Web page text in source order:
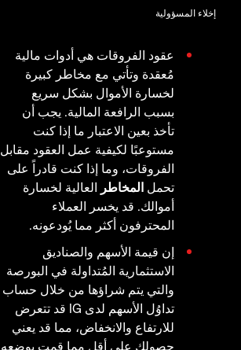
إخلاء المسؤولية
عقود الفروقات هي أدوات مالية
مُعقدة وتأتي مع مخاطر كبيرة
لخسارة الأموال بشكل سريع
بسبب الرافعة المالية. يجب أن
تأخذ بعين الاعتبار ما إذا كنت
مستوعبًا لكيفية عمل العقود مقابل
الفروقات، وما إذا كنت قادراً على
تحمل المخاطر العالية لخسارة
أموالك. قد يخسر العملاء
المحترفون أكثر مما يُودعونه.
إن قيمة الأسهم والصناديق
الاستثمارية المُتداولة في البورصة
والتي يتم شراؤها من خلال حساب
تداوُل الأسهم لدى IG قد تتعرض
للارتفاع والانخفاض، مما قد يعني
حصولك على أقل مما قمت بوضعه